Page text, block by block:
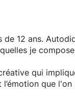
12 ans.
je
qui
que